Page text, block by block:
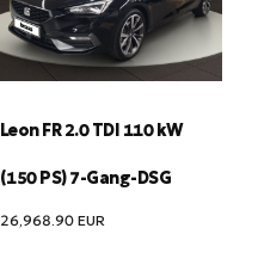
Leon FR 2.0 TDI 110 kW
(150 PS) 7-Gang-DSG
26,968.90 EUR